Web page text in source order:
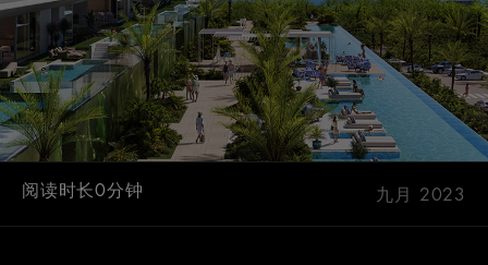
九月 2023
阅读时长0分钟